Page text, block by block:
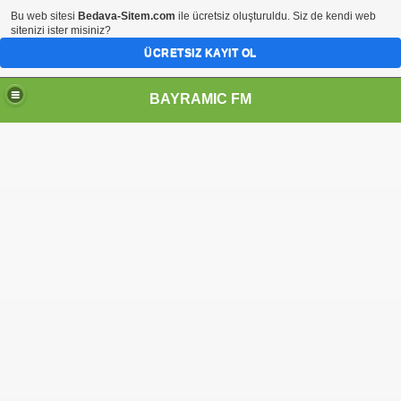
BAYRAMIC FM
Bu web sitesi Bedava-Sitem.com ile ücretsiz oluşturuldu. Siz de kendi web
sitenizi ister misiniz?
ÜCRETSIZ KAYIT OL